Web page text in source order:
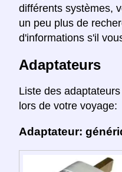
différents systèmes,
un peu plus de
d'informations s'il
Adaptateurs
Liste des
lors de votre voyage:
Adaptateur: